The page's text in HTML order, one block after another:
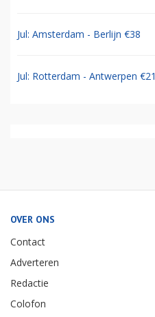
Jul: Amsterdam - Berlijn €38
Jul: Rotterdam - Antwerpen €21
OVER ONS
Contact
Adverteren
Redactie
Colofon